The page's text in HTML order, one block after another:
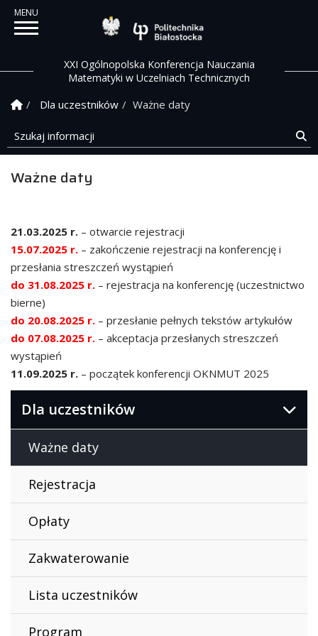
Politechnika
XXI Ogólnopolska Konferencja Nauczania
Matematyki w Uczelniach Technicznych
Strona Główna
Dla uczestników Ważne daty
Szukaj informacji
Ważne daty
21.03.2025 r. – otwarcie rejestracji
15.07.2025 r. – zakończenie rejestracji na konferencję i
przesłania streszczeń wystąpień
do 31.08.2025 r. – rejestracja na konferencję (uczestnictwo
bierne)
do 20.08.2025 r. – przesłanie pełnych tekstów artykułów
do 07.08.2025 r. – akceptacja przesłanych streszczeń
wystąpień
11.09.2025 r. – początek konferencji OKNMUT 2025
Dla uczestników
Ważne daty
Rejestracja
Opłaty
Zakwaterowanie
Lista uczestników
Program